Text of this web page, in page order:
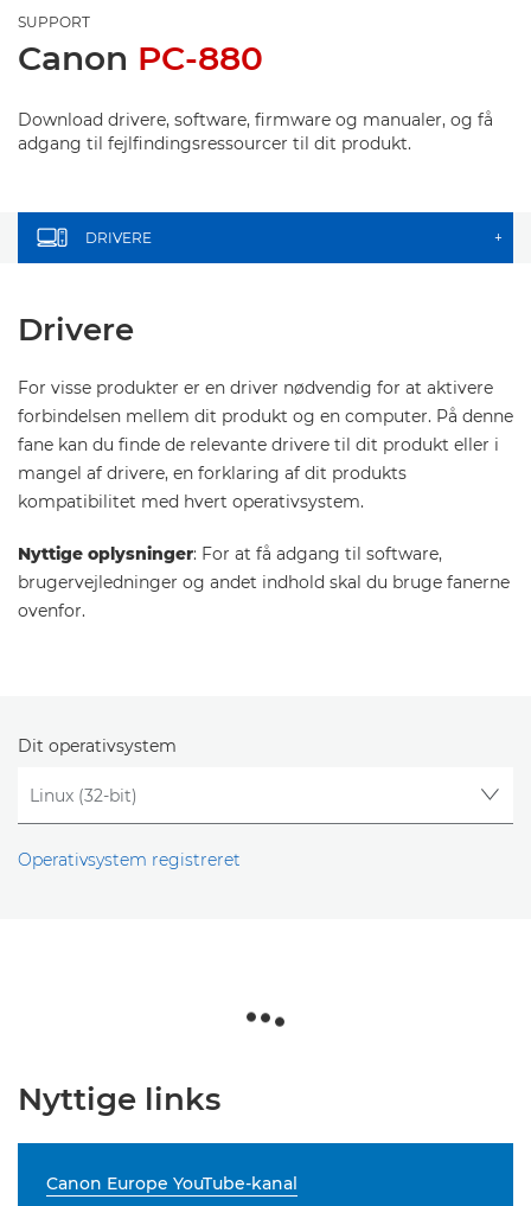
SUPPORT
Canon PC-880
Download drivere, software, firmware og manualer, og få
adgang til fejlfindingsressourcer til dit produkt.
DRIVERE +
Drivere
For visse produkter er en driver nødvendig for at aktivere
forbindelsen mellem dit produkt og en computer. På denne
fane kan du finde de relevante drivere til dit produkt eller i
mangel af drivere, en forklaring af dit produkts
kompatibilitet med hvert operativsystem.
Nyttige oplysninger: For at få adgang til software,
brugervejledninger og andet indhold skal du bruge fanerne
ovenfor.
Dit operativsystem
Operativsystem registreret
Nyttige links
Canon Europe YouTube-kanal